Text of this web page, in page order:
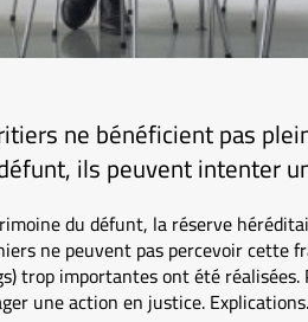
ne bénéficient pas
ils peuvent intenter
du défunt, la réserve
ne peuvent pas percevoir
trop importantes ont été
une action en justice. Explications.